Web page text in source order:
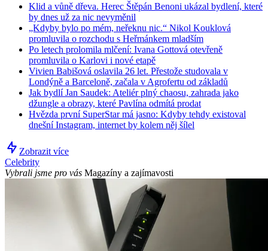
Klid a vůně dřeva. Herec Štěpán Benoni ukázal bydlení, které
by dnes už za nic nevyměnil
„Kdyby bylo po mém, neřeknu nic.“ Nikol Kouklová
promluvila o rozchodu s Heřmánkem mladším
Po letech prolomila mlčení: Ivana Gottová otevřeně
promluvila o Karlovi i nové etapě
Vivien Babišová oslavila 26 let. Přestože studovala v
Londýně a Barceloně, začala v Agrofertu od základů
Jak bydlí Jan Saudek: Ateliér plný chaosu, zahrada jako
džungle a obrazy, které Pavlína odmítá prodat
Hvězda první SuperStar má jasno: Kdyby tehdy existoval
dnešní Instagram, internet by kolem něj šílel
Zobrazit více
Celebrity
Vybrali jsme pro vás Magazíny a zajímavosti